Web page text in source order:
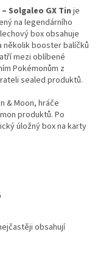
Solgaleo GX Tin je
na legendárního
box obsahuje
několik booster balíčků
mezi oblíbené
Pokémonům z
sealed produktů.
& Moon, hráče
produktů. Po
úložný box na karty
obsahují